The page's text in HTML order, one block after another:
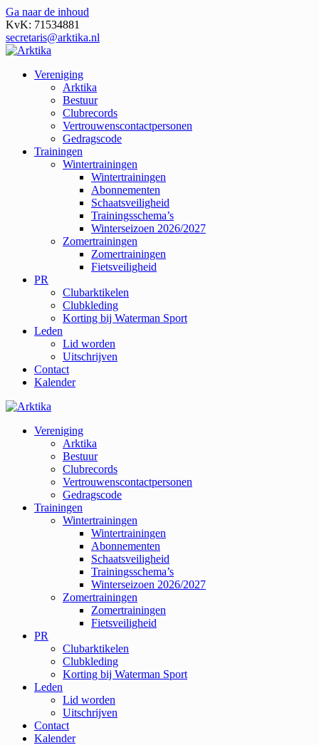
Ga naar de inhoud
KvK: 71534881
secretaris@arktika.nl
Vereniging
Arktika
Bestuur
Clubrecords
Vertrouwenscontactpersonen
Gedragscode
Trainingen
Wintertrainingen
Wintertrainingen
Abonnementen
Schaatsveiligheid
Trainingsschema’s
Winterseizoen 2026/2027
Zomertrainingen
Zomertrainingen
Fietsveiligheid
PR
Clubarktikelen
Clubkleding
Korting bij Waterman Sport
Leden
Lid worden
Uitschrijven
Contact
Kalender
Vereniging
Arktika
Bestuur
Clubrecords
Vertrouwenscontactpersonen
Gedragscode
Trainingen
Wintertrainingen
Wintertrainingen
Abonnementen
Schaatsveiligheid
Trainingsschema’s
Winterseizoen 2026/2027
Zomertrainingen
Zomertrainingen
Fietsveiligheid
PR
Clubarktikelen
Clubkleding
Korting bij Waterman Sport
Leden
Lid worden
Uitschrijven
Contact
Kalender